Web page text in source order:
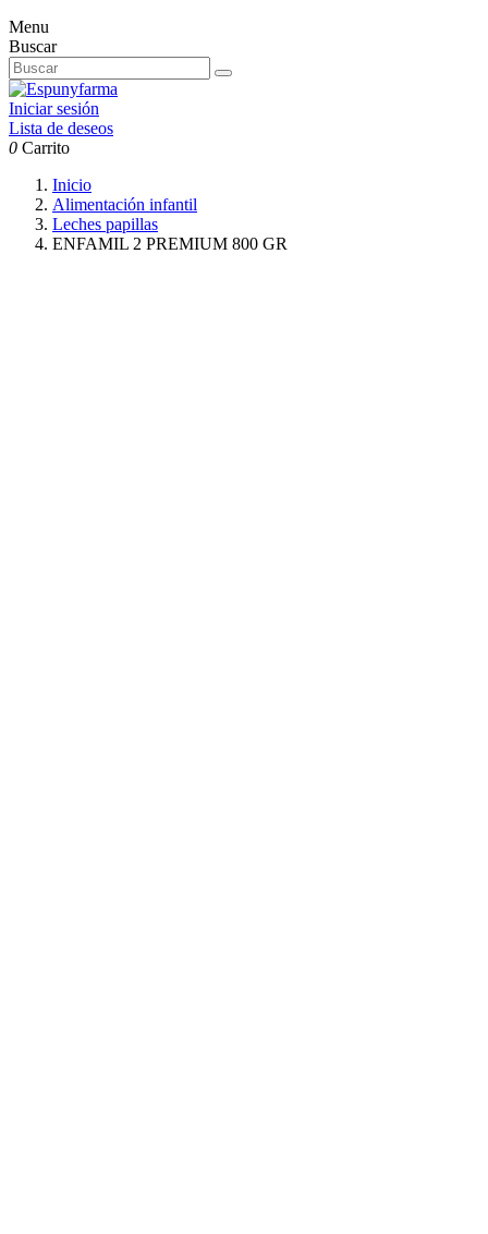
Menu
Buscar
Iniciar sesión
Lista de deseos
0 Carrito
Inicio
Alimentación infantil
Leches papillas
ENFAMIL 2 PREMIUM 800 GR